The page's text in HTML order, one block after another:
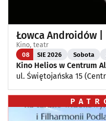
Łowca Androidów |
Kino, teatr
08 SIE 2026 Sobota
Kino Helios w Centrum
ul. Świętojańska 15